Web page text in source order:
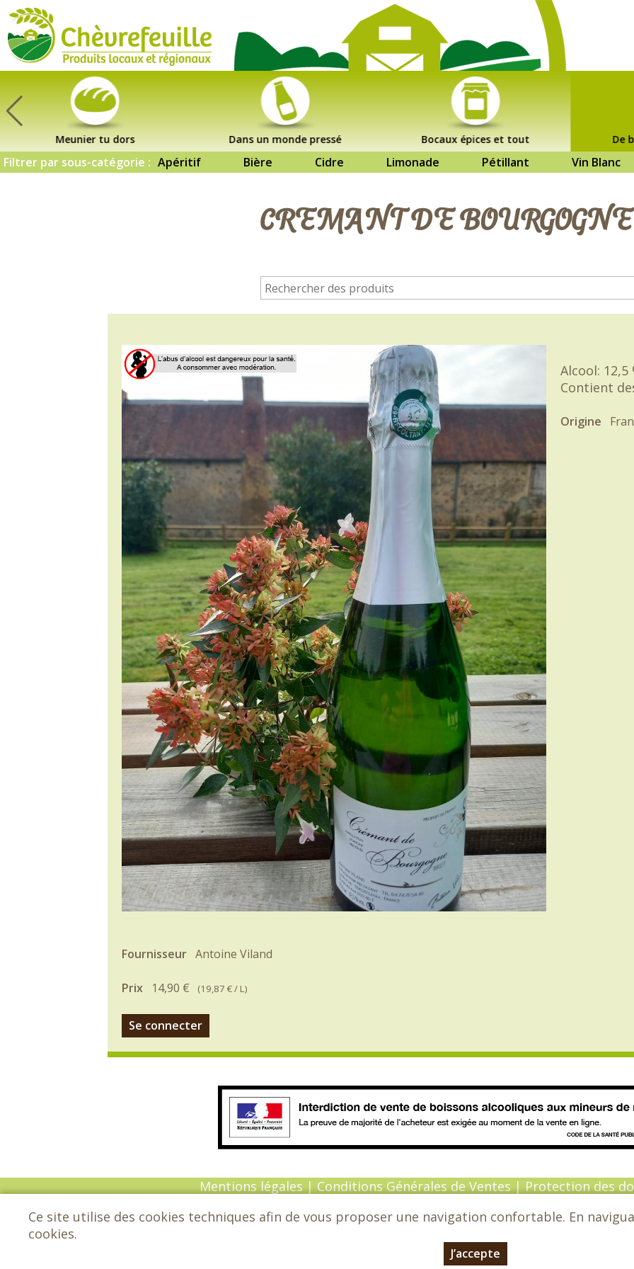
Meunier tu dors Dans un monde pressé Bocaux épices et tout De
Filtrer par sous-catégorie : Apéritif Bière Cidre Limonade Pétillant Vin Blanc
CREMANT DE
Alcool: 12,5
Contient
Origine
Fournisseur Antoine Viland
Prix 14,90 € (19,87 €/ L)
Se connecter
Mentions légales | Conditions Générales de Ventes | Protection des
© Copyright 2026 - Chèvrefeuille - Tous droits réservés -
Ce site utilise des cookies techniques afin de vous proposer une navigation confortable. En
cookies.
J’accepte